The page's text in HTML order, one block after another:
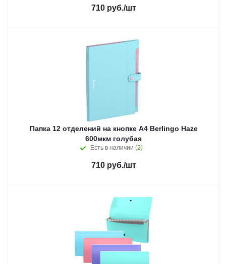
710руб./шт
Папка 12 отделений на кнопке А4 Berlingo Haze
600мкм голубая
Есть в наличии (2)
710руб./шт